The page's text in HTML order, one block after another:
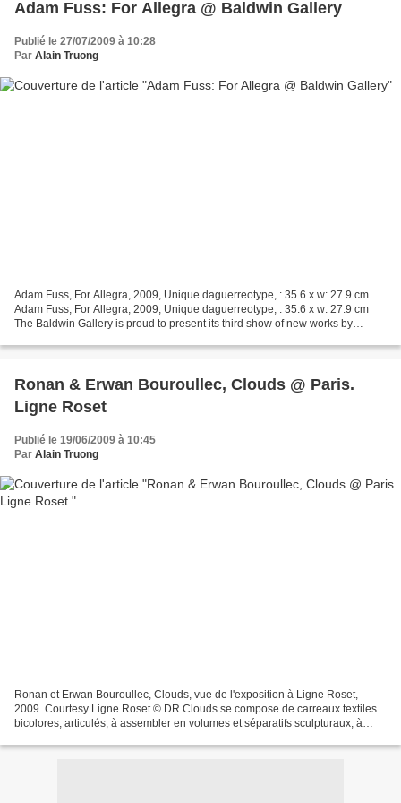
Adam Fuss: For Allegra @ Baldwin Gallery
Publié le 27/07/2009 à 10:28
Par Alain Truong
Adam Fuss, For Allegra, 2009, Unique daguerreotype, : 35.6 x w: 27.9 cm
Adam Fuss, For Allegra, 2009, Unique daguerreotype, : 35.6 x w: 27.9 cm
The Baldwin Gallery is proud to present its third show of new works by
Ronan & Erwan Bouroullec, Clouds @ Paris.
Ligne Roset
Publié le 19/06/2009 à 10:45
Par Alain Truong
Ronan et Erwan Bouroullec, Clouds, vue de l'exposition à Ligne Roset,
2009. Courtesy Ligne Roset © DR Clouds se compose de carreaux textiles
bicolores, articulés, à assembler en volumes et séparatifs sculpturaux, à